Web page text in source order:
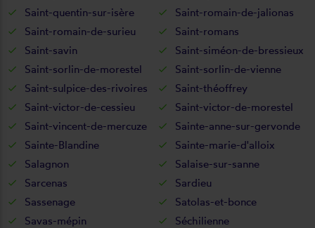
Saint-quentin-sur-isère
Saint-romain-de-jalionas
Saint-romain-de-surieu
Saint-romans
Saint-savin
Saint-siméon-de-bressieux
Saint-sorlin-de-morestel
Saint-sorlin-de-vienne
Saint-sulpice-des-rivoires
Saint-théoffrey
Saint-victor-de-cessieu
Saint-victor-de-morestel
Saint-vincent-de-mercuze
Sainte-anne-sur-gervonde
Sainte-Blandine
Sainte-marie-d'alloix
Salagnon
Salaise-sur-sanne
Sarcenas
Sardieu
Sassenage
Satolas-et-bonce
Savas-mépin
Séchilienne